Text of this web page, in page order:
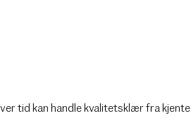
tid kan handle kvalitetsklær fra kjente